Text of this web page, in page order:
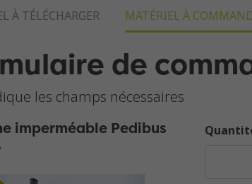
À TÉLÉCHARGER MATÉRIEL À
de
les champs nécessaires
imperméable Pedibus